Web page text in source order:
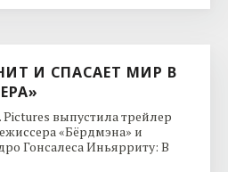
И СПАСАЕТ МИР В
выпустила трейлер
«Бёрдмэна» и
Гонсалеса Иньярриту: В